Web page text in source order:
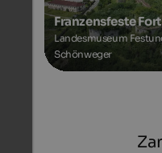
Franzensfeste
Landesmuseum
Schönweger